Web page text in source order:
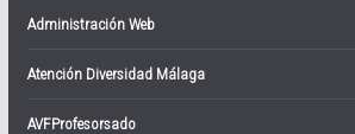
Administración Web
Atención Diversidad Málaga
AVFProfesorsado